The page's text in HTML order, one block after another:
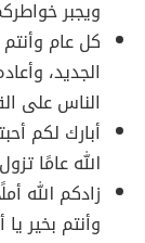
ويجبر
كل عام
الجديد،
الناس على
أبارك لكم
الله عامًا
زادكم الله
وأنتم بخير